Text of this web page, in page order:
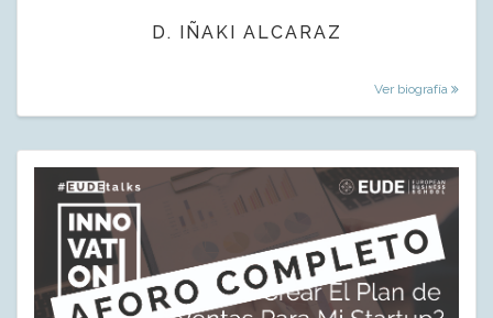
D. IÑAKI ALCARAZ
Ver biografía